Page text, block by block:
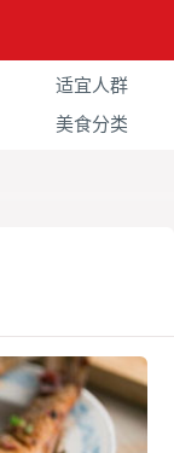
适宜人群
美食分类